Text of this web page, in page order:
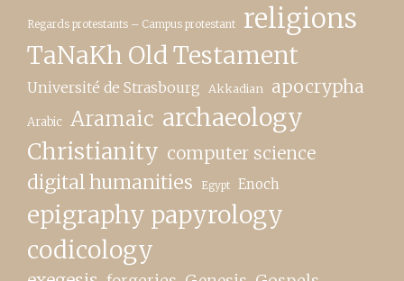
Regards protestants – Campus protestant religions
TaNaKh Old Testament
Université de Strasbourg Akkadian apocrypha
Arabic Aramaic archaeology
Christianity computer science
digital humanities Egypt Enoch
epigraphy papyrology
codicology